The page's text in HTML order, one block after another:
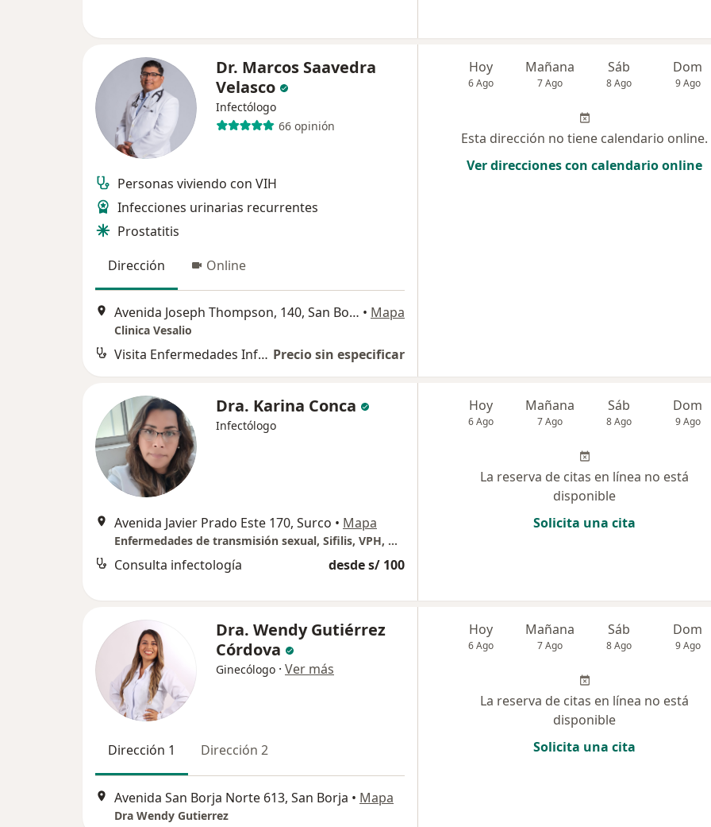
Dr. Marcos Saavedra
Velasco
Infectólogo
66 opinión
Personas viviendo con VIH
Infecciones urinarias recurrentes
Prostatitis
Dirección
Online
Avenida Joseph Thompson, 140, San Borja • Mapa
Clinica Vesalio
Visita Enfermedades Infecciosas y Tropicales Precio sin especificar
Hoy
6 Ago
Mañana
7 Ago
Sáb
8 Ago
Dom
9 Ago
Esta dirección no tiene calendario online.
Ver direcciones con calendario online
Dra. Karina Conca
Infectólogo
Avenida Javier Prado Este 170, Surco • Mapa
Enfermedades de transmisión sexual, Sifilis, VPH, Hepatitis, VIH. Enfermedades Infecciosas y tropicales.
Consulta infectología desde s/ 100
Hoy
6 Ago
Mañana
7 Ago
Sáb
8 Ago
Dom
9 Ago
La reserva de citas en línea no está
disponible
Solicita una cita
Dra. Wendy Gutiérrez
Córdova
Ginecólogo · Ver más
Dirección 1 Dirección 2
Avenida San Borja Norte 613, San Borja • Mapa
Dra Wendy Gutierrez
Hoy
6 Ago
Mañana
7 Ago
Sáb
8 Ago
Dom
9 Ago
La reserva de citas en línea no está
disponible
Solicita una cita